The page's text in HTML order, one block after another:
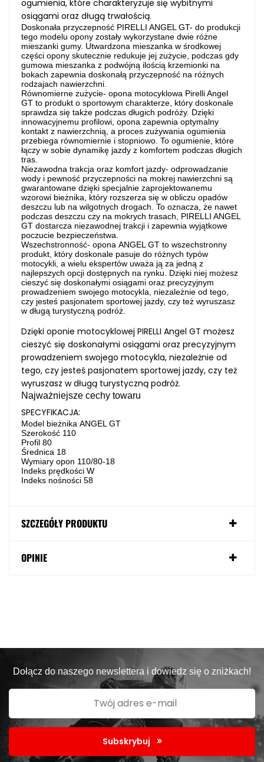
ogumienia, które charakteryzuje się wybitnymi
osiągami oraz długą trwałością.
Doskonała przyczepność PIRELLI ANGEL GT- do produkcji
tego modelu opony zostały wykorzystane dwie różne
mieszanki gumy. Utwardzona mieszanka w środkowej
części opony skutecznie redukuje jej zużycie, podczas gdy
gumowa mieszanka z podwójną ilością krzemionki na
bokach zapewnia doskonałą przyczepność na różnych
rodzajach nawierzchni.
Równomierne zużycie- opona motocyklowa Pirelli Angel
GT to produkt o sportowym charakterze, który doskonale
sprawdza się także podczas długich podróży. Dzięki
innowacyjnemu profilowi, opona zapewnia optymalny
kontakt z nawierzchnią, a proces zużywania ogumienia
przebiega równomiernie i stopniowo. To ogumienie, które
łączy w sobie dynamikę jazdy z komfortem podczas długich
tras.
Niezawodna trakcja oraz komfort jazdy- odprowadzanie
wody i pewność przyczepności na mokrej nawierzchni są
gwarantowane dzięki specjalnie zaprojektowanemu
wzorowi bieżnika, który rozszerza się w obliczu opadów
deszczu lub na wilgotnych drogach. To oznacza, że nawet
podczas deszczu czy na mokrych trasach, PIRELLI ANGEL
GT dostarcza niezawodnej trakcji i zapewnia wyjątkowe
poczucie bezpieczeństwa.
Wszechstronność- opona ANGEL GT to wszechstronny
produkt, który doskonale pasuje do różnych typów
motocykli, a wielu ekspertów uważa ją za jedną z
najlepszych opcji dostępnych na rynku. Dzięki niej możesz
cieszyć się doskonałymi osiągami oraz precyzyjnym
prowadzeniem swojego motocykla, niezależnie od tego,
czy jesteś pasjonatem sportowej jazdy, czy też wyruszasz
w długą turystyczną podróż.
Dzięki oponie motocyklowej PIRELLI Angel GT możesz
cieszyć się doskonałymi osiągami oraz precyzyjnym
prowadzeniem swojego motocykla, niezależnie od
tego, czy jesteś pasjonatem sportowej jazdy, czy też
wyruszasz w długą turystyczną podróż.
Najważniejsze cechy towaru
SPECYFIKACJA:
Model bieżnika ANGEL GT
Szerokość 110
Profil 80
Średnica 18
Wymiary opon 110/80-18
Indeks prędkości W
Indeks nośności 58
SZCZEGÓŁY PRODUKTU
OPINIE
Dołącz do naszego newslettera i dowiedz się o zniżkach!
Subskrybuj